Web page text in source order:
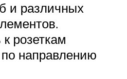
и различных
розеткам
направлению